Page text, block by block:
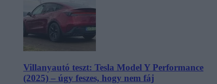
Villanyautó teszt: Tesla Model Y Performance
(2025) – úgy feszes, hogy nem fáj